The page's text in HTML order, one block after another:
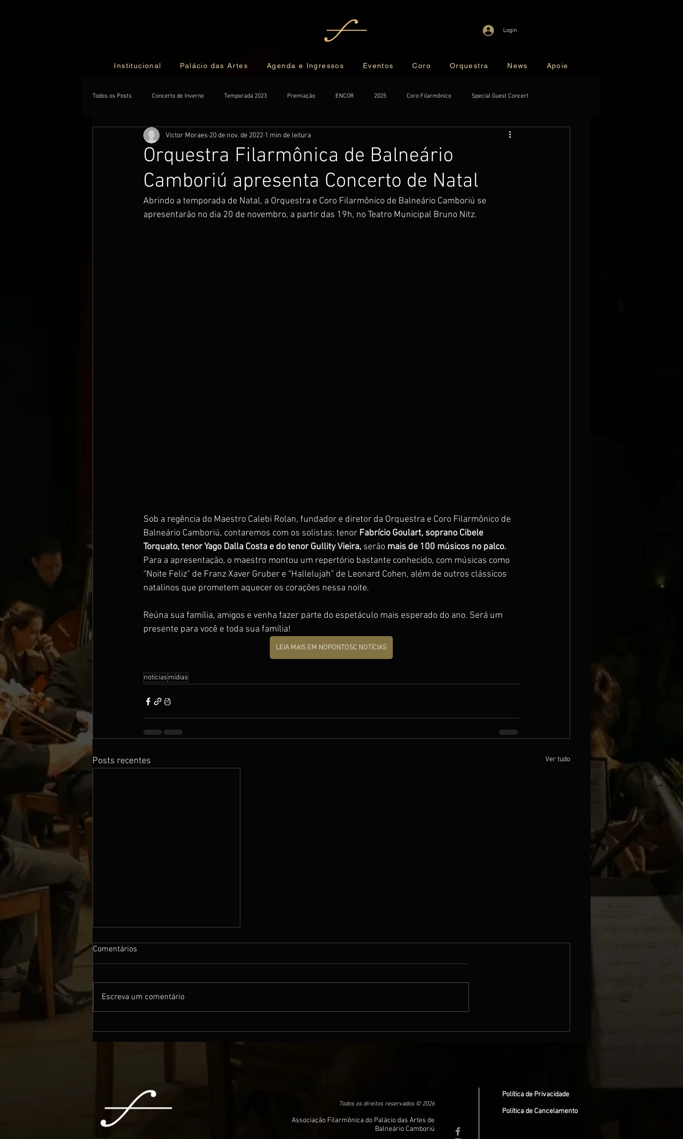
Login
Institucional Palácio das Artes Agenda e Ingressos Eventos Coro Orquestra News Apoie
Todos os Posts Concerto de Inverno Temporada 2023 Premiação ENCOR 2025 Coro Filarmônico Special Guest Concert
Exclusive
Orquestra Filarmônica de Balneário
Camboriú apresenta Concerto de Natal
Victor Moraes 20 de nov. de 2022 1 min de leitura
Abrindo a temporada de Natal, a Orquestra e Coro Filarmônico de Balneário Camboriú se
apresentarão no dia 20 de novembro, a partir das 19h, no Teatro Municipal Bruno Nitz.
Sob a regência do Maestro Calebi Rolan, fundador e diretor da Orquestra e Coro Filarmônico de
Balneário Camboriú, contaremos com os solistas: tenor Fabrício Goulart, soprano Cibele
Torquato, tenor Yago Dalla Costa e do tenor Gullity Vieira, serão mais de 100 músicos no palco.
Para a apresentação, o maestro montou um repertório bastante conhecido, com músicas como
“Noite Feliz” de Franz Xaver Gruber e “Hallelujah” de Leonard Cohen, além de outros clássicos
natalinos que prometem aquecer os corações nessa noite.
Reúna sua família, amigos e venha fazer parte do espetáculo mais esperado do ano. Será um
presente para você e toda sua família!
LEIA MAIS EM NOPONTOSC NOTÍCIAS
notícias mídias
Posts recentes Ver tudo
Comentários
Escreva um comentário
Todos os direitos reservados © 2026
Associação Filarmônica do Palácio das Artes de
Balneário Camboriú
Política de Privacidade
Política de Cancelamento